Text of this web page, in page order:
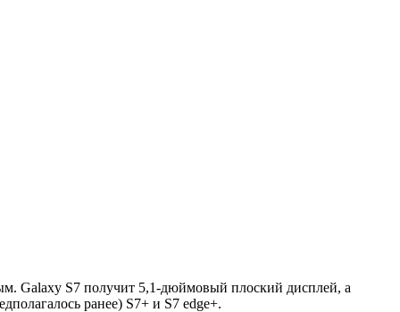
Galaxy S7 получит 5,1-дюймовый плоский дисплей, а
ранее) S7+ и S7 edge+.